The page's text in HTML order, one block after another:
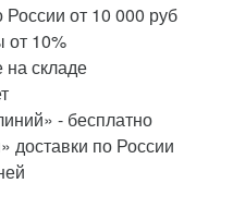
России от 10 000 руб
от 10%
на складе
- бесплатно
доставки по России